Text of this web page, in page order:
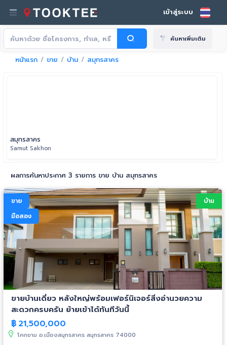
เข้าสู่ระบบ
ค้นหาเพิ่มเติม
หน้าแรก ขาย บ้าน สมุทรสาคร
สมุทรสาคร
Samut Sakhon
ผลการค้นหาประกาศ 3 รายการ ขาย บ้าน สมุทรสาคร
ขาย
มือสอง
บ้าน
ขายบ้านเดี่ยว หลังใหญ่พร้อมเฟอร์นิเจอร์สิ่งอำนวยความ
สะดวกครบครัน ย้ายเข้าได้ทันทีวันนี้
฿ 21,500,000
โคกขาม อ.เมืองสมุทรสาคร สมุทรสาคร 74000